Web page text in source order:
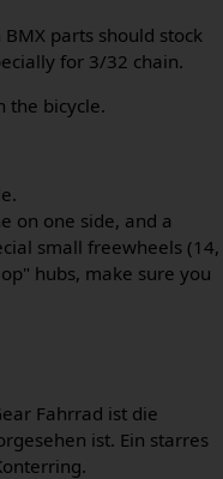
parts should stock
for 3/32 chain.
the bicycle.
on one side, and a
small freewheels (14,
hubs, make sure you
Fahrrad ist die
ist. Ein starres